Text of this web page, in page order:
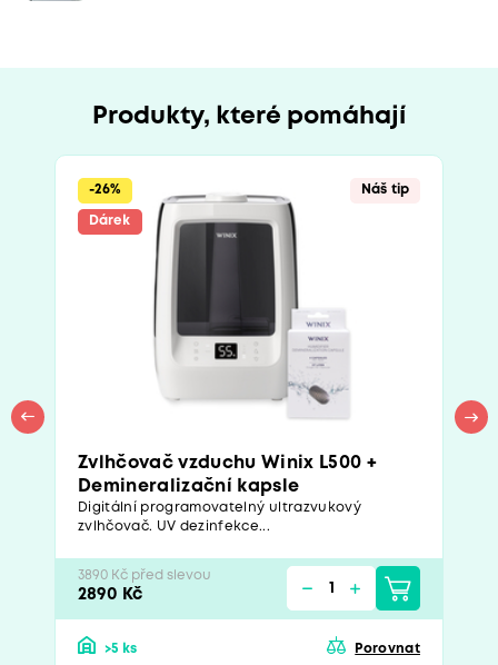
Produkty, které pomáhají
Dárek
-26% Náš tip
Zvlhčovač vzduchu Winix L500 +
Demineralizační kapsle
Digitální programovatelný ultrazvukový
zvlhčovač. UV dezinfekce...
3890 Kč před slevou
2890 Kč
>5 ks Porovnat